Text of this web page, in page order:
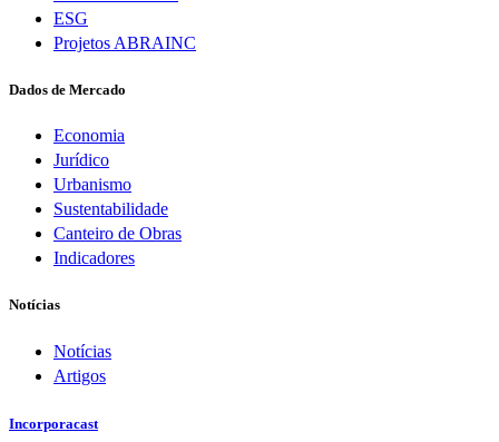
ESG
Projetos ABRAINC
Dados de Mercado
Economia
Jurídico
Urbanismo
Sustentabilidade
Canteiro de Obras
Indicadores
Notícias
Notícias
Artigos
Incorporacast